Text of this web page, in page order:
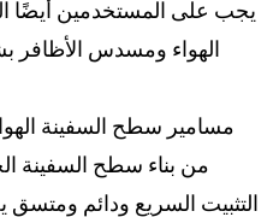
يجب على المستخدمين أيضًا
الهواء ومسدس الأظافر
مسامير سطح السفينة
من بناء سطح السفينة
التثبيت السريع ودائم ومتسق